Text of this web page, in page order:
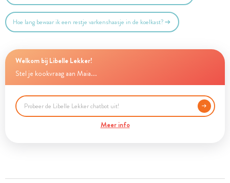
Hoe lang bewaar ik een restje varkenshaasje in de koelkast?
Welkom bij Libelle Lekker!
Stel je kookvraag aan Maia...
Meer info